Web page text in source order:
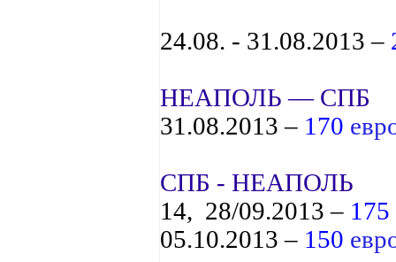
24.08. - 31.08.2013 –
НЕАПОЛЬ — СПБ
31.08.2013 – 170
СПБ - НЕАПОЛЬ
14, 28/09.2013 – 175
05.10.2013 – 150